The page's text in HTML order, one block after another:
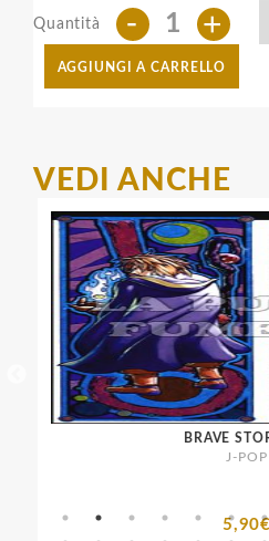
Quantità - +
AGGIUNGI A CARRELLO
VEDI ANCHE
J-POP
5,90€